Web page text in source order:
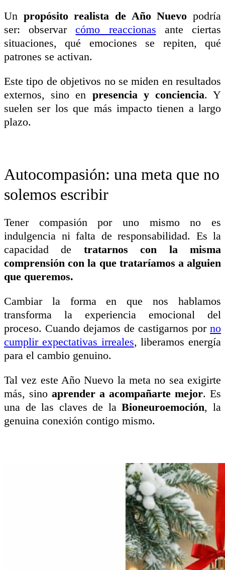
Un propósito realista de Año Nuevo podría
ser: observarcómo reaccionas ante ciertas
situaciones, qué emociones se repiten, qué
patrones se activan.
Este tipo de objetivos no se miden en resultados
externos, sino en presencia y conciencia. Y
suelen ser los que más impacto tienen a largo
plazo.
Autocompasión: una meta que no
solemos escribir
Tener compasión por uno mismo no es
indulgencia ni falta de responsabilidad. Es la
capacidad de tratarnos con la misma
comprensión con la que trataríamos a alguien
que queremos.
Cambiar la forma en que nos hablamos
transforma la experiencia emocional del
proceso. Cuando dejamos de castigarnos por no
cumplir expectativas irreales, liberamos energía
para el cambio genuino.
Tal vez este Año Nuevo la meta no sea exigirte
más, sino aprender a acompañarte mejor. Es
una de las claves de laBioneuroemoción, la
genuina conexión contigo mismo.